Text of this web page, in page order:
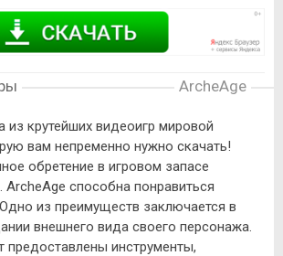
ArcheAge
из крутейших видеоигр мировой
вам непременно нужно скачать!
обретение в игровом запасе
ArcheAge способна понравиться
из преимуществ заключается в
внешнего вида своего персонажа.
предоставлены инструменты,